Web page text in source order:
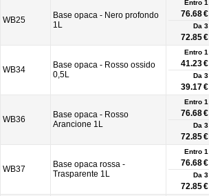
WB25
Base opaca - Nero profondo
1L
Entro 1
76.68 €
Da 3
72.85 €
WB34
Base opaca - Rosso ossido
0,5L
Entro 1
41.23 €
Da 3
39.17 €
WB36
Base opaca - Rosso
Arancione 1L
Entro 1
76.68 €
Da 3
72.85 €
WB37
Base opaca rossa -
Trasparente 1L
Entro 1
76.68 €
Da 3
72.85 €